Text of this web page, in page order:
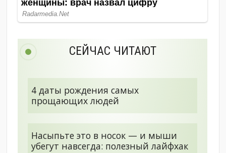
СЕЙЧАС ЧИТАЮТ
4 даты рождения самых
прощающих людей
Насыпьте это в носок — и мыши
убегут навсегда: полезный лайфхак